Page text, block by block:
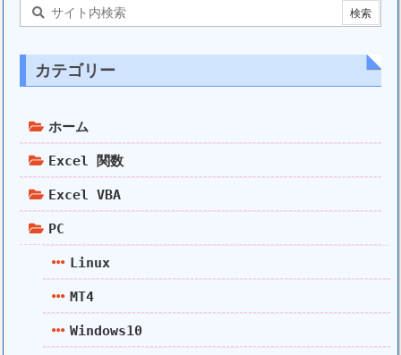
カテゴリー
ホーム
Excel 関数
Excel VBA
PC
Linux
MT4
Windows10